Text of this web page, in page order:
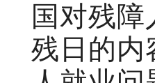
国对残
残日的内